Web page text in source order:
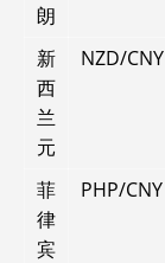
朗
新
西
兰
元
NZD/CNY
菲
律
宾
PHP/CNY